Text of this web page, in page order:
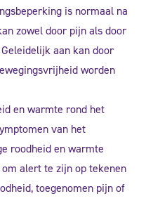
is normaal na
zowel door pijn als door
aan kan door
worden
en warmte rond het
van het
roodheid en warmte
alert te zijn op tekenen
toegenomen pijn of